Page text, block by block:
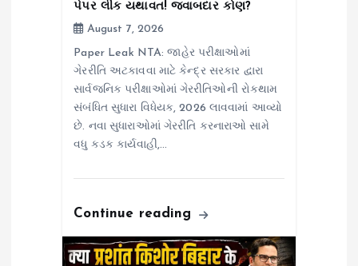
પેપર લીક યથાવત! જવાબદાર કોણ?
August 7, 2026
Paper Leak NTA: જાહેર પરીક્ષાઓમાં
ગેરરીતિ અટકાવવા માટે કેન્દ્ર સરકાર દ્વારા
સાર્વજનિક પરીક્ષાઓમાં ગેરરીતિઓની રોકથામ
સંબંધિત સુધારા વિધેયક, 2026 લાવવામાં આવ્યો
છે. નવા સુધારાઓમાં ગેરરીતિ કરનારાઓ સામે
વધુ કડક કાર્યવાહી,…
Continue reading